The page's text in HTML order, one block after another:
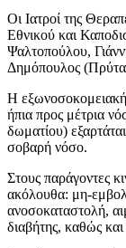
Οι Ιατροί της
Εθνικού και
Ψαλτοπούλου,
Δημόπουλος
Η
ήπια προς μέτρια
δωματίου)
σοβαρή νόσο.
Στους παράγοντες
ακόλουθα: μη-
ανοσοκαταστολή,
διαβήτης, καθώς και